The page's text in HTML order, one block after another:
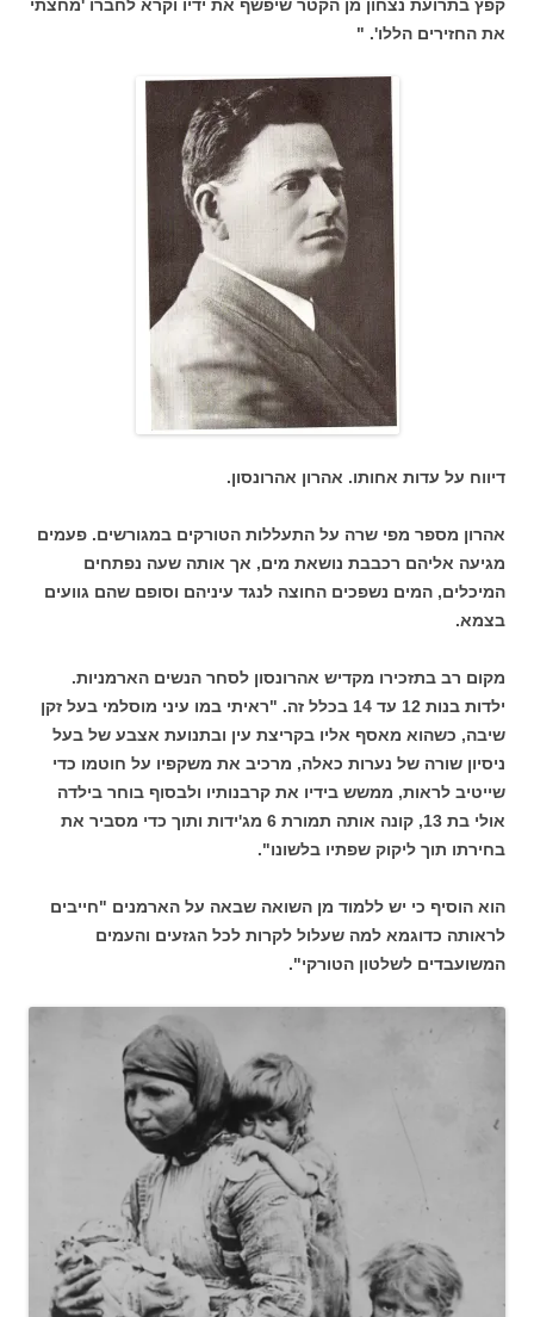
קפץ בתרועת נצחון מן הקטר שיפשף את ידיו וקרא לחברו 'מחצתי
את החזירים הללו'. "
דיווח על עדות אחותו. אהרון אהרונסון.
אהרון מספר מפי שרה על התעללות הטורקים במגורשים. פעמים
מגיעה אליהם רכבבת נושאת מים, אך אותה שעה נפתחים
המיכלים, המים נשפכים החוצה לנגד עיניהם וסופם שהם גוועים
בצמא.
מקום רב בתזכירו מקדיש אהרונסון לסחר הנשים הארמניות.
ילדות בנות 12 עד 14 בכלל זה. "ראיתי במו עיני מוסלמי בעל זקן
שיבה, כשהוא מאסף אליו בקריצת עין ובתנועת אצבע של בעל
ניסיון שורה של נערות כאלה, מרכיב את משקפיו על חוטמו כדי
שייטיב לראות, ממשש בידיו את קרבנותיו ולבסוף בוחר בילדה
אולי בת 13, קונה אותה תמורת 6 מג'ידות ותוך כדי מסביר את
בחירתו תוך ליקוק שפתיו בלשונו".
הוא הוסיף כי יש ללמוד מן השואה שבאה על הארמנים "חייבים
לראותה כדוגמא למה שעלול לקרות לכל הגזעים והעמים
המשועבדים לשלטון הטורקי".